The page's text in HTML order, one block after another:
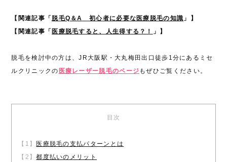
【関連記事「脱毛Q＆A 初心者に必要な医療脱毛の知識 」】
【関連記事「医療脱毛すると、人生得する？！ 」】
脱毛を検討中の方は、JR大阪駅・大丸梅田出口徒歩1分にあるミセ
ルクリニックの 医療レーザー脱毛のページ もぜひご覧ください。
目次
【1】医療脱毛の支払パターンとは
【2】都度払いのメリット